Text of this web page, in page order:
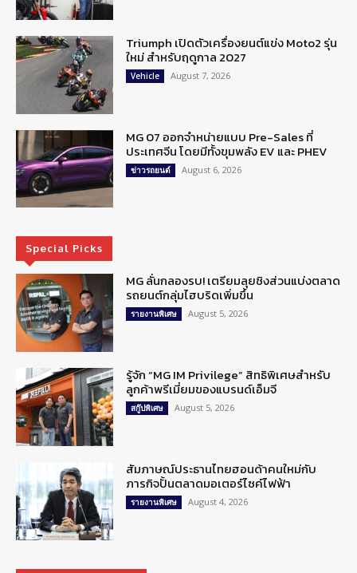
Triumph เปิดตัวเครื่องยนต์แข่ง Moto2 รุ่น
ใหม่ สำหรับฤดูกาล 2027
Vehicle August 7, 2026
MG 07 ออกจำหน่ายแบบ Pre-Sales ที่
ประเทศจีน โดยมีทั้งขุมพลัง EV และ PHEV
ข่าวรถยนต์ August 6, 2026
Special Picks
MG ลั่นกลองรบ! เตรียมลุยชิงส่วนแบ่งตลาด
รถยนต์กลุ่มไฮบริดเพิ่มขึ้น
รายงานพิเศษ August 5, 2026
รู้จัก “MG IM Privilege” สิทธิพิเศษสำหรับ
ลูกค้าพรีเมี่ยมของแบรนด์เอ็มจี
สกู๊ปพิเศษ August 5, 2026
สัมภาษณ์ประธานไทยฮอนด้าคนใหม่กับ
ภารกิจปั้นตลาดมอเตอร์ไซค์ไฟฟ้า
รายงานพิเศษ August 4, 2026